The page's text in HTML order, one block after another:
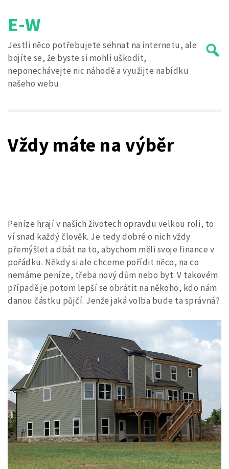
content
E-W
Jestli něco potřebujete sehnat na internetu, ale
bojíte se, že byste si mohli uškodit,
neponechávejte nic náhodě a využijte nabídku
našeho webu.
Vždy máte na výběr
Peníze hrají v našich životech opravdu velkou roli, to
ví snad každý člověk. Je tedy dobré o nich vždy
přemýšlet a dbát na to, abychom měli svoje finance v
pořádku. Někdy si ale chceme pořídit něco, na co
nemáme peníze, třeba nový dům nebo byt. V takovém
případě je potom lepší se obrátit na někoho, kdo nám
danou částku půjčí. Jenže jaká volba bude ta správná?